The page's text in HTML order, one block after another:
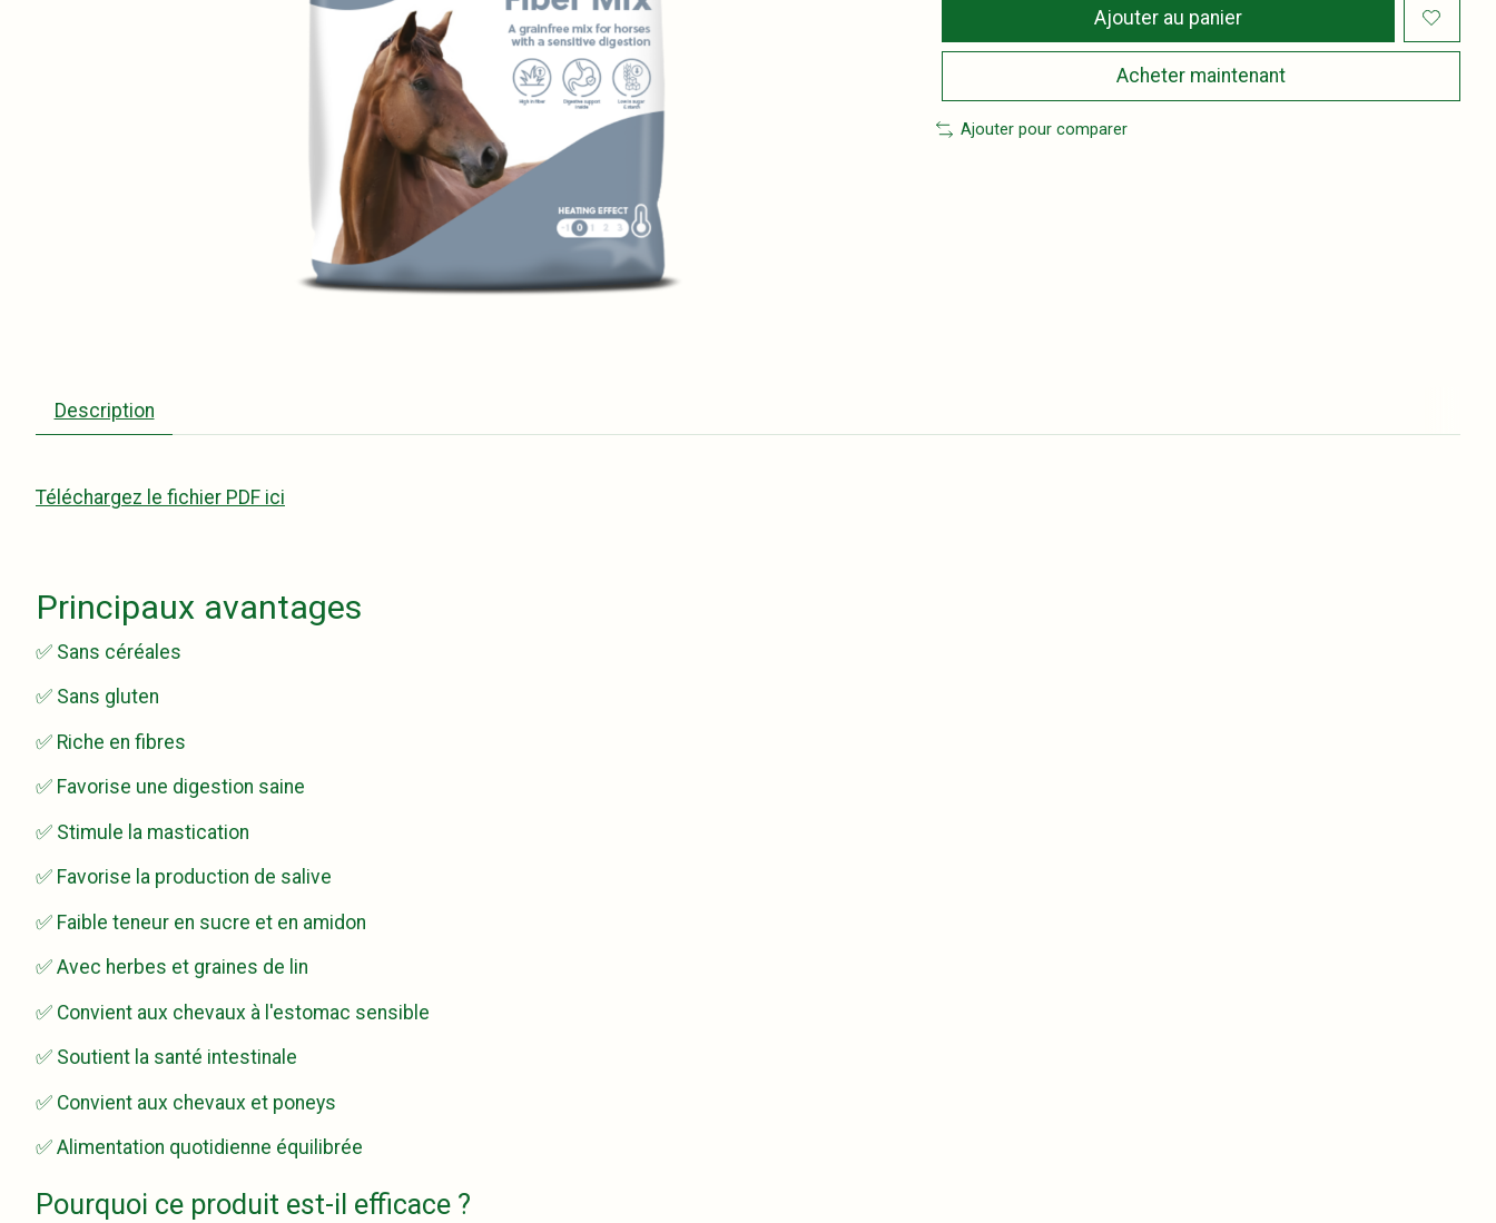
Ajouter au panier
Acheter maintenant
Ajouter pour comparer
Description
Téléchargez le fichier PDF ici
Principaux avantages
✅ Sans céréales
✅ Sans gluten
✅ Riche en fibres
✅ Favorise une digestion saine
✅ Stimule la mastication
✅ Favorise la production de salive
✅ Faible teneur en sucre et en amidon
✅ Avec herbes et graines de lin
✅ Convient aux chevaux à l'estomac sensible
✅ Soutient la santé intestinale
✅ Convient aux chevaux et poneys
✅ Alimentation quotidienne équilibrée
Pourquoi ce produit est-il efficace ?